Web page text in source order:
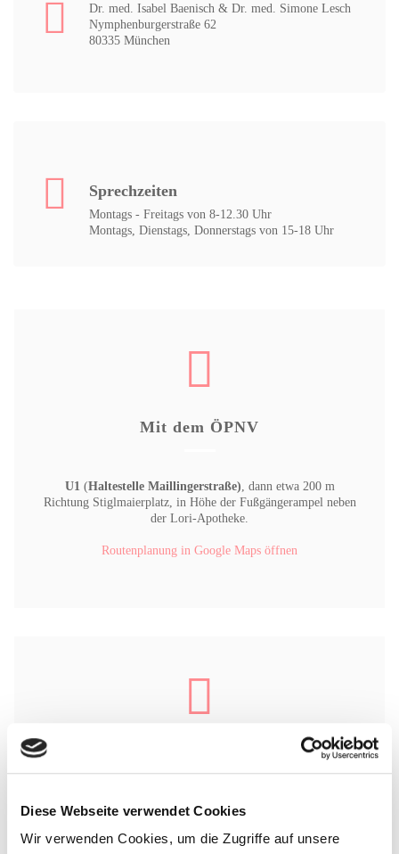
Diese Webseite verwendet Cookies
Wir verwenden Cookies, um die Zugriffe auf unsere
Dr. med. Isabel Baenisch & Dr. med. Simone Lesch
Nymphenburgerstraße 62
80335 München
Sprechzeiten
Montags - Freitags von 8-12.30 Uhr
Montags, Dienstags, Donnerstags von 15-18 Uhr
Mit dem ÖPNV
U1 (Haltestelle Maillingerstraße) , dann etwa 200 m
Richtung Stiglmaierplatz, in Höhe der Fußgängerampel neben
der Lori-Apotheke.
Routenplanung in Google Maps öffnen
Unsere Praxis befindet sich in der
Parkmöglichkeiten sind im Innenhof vorhanden.